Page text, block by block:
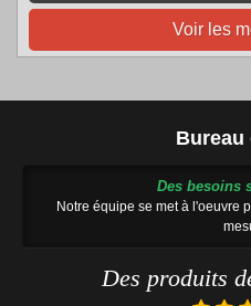
Voir les
Bureau
Des besoins
Notre équipe se met à l'oeuvre
Des produits